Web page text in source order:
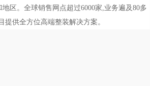
区。全球销售网点超过6000家,业务遍及80多
供全方位高端整装解决方案。